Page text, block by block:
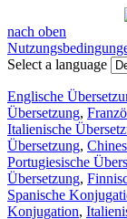
nach oben
Select a language
Englische
Übersetzung,
Italienische
Übersetzung,
Portugiesische
Übersetzung,
Spanische
Konjugation,